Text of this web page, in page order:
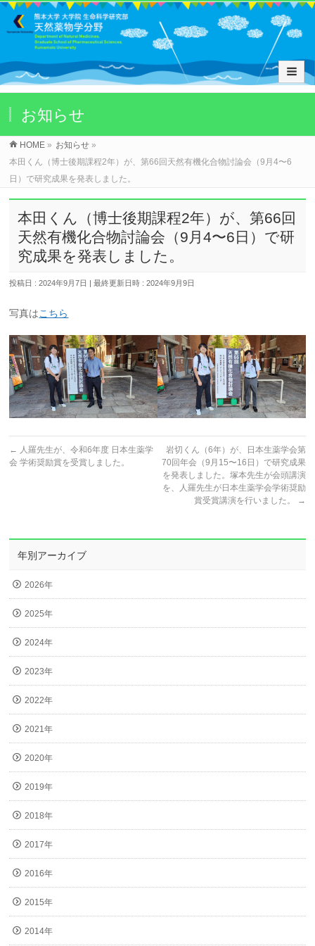
お知らせ
HOME » お知らせ »
本田くん（博士後期課程2年）が、第66回天然有機化合物討論会（9月4〜6
日）で研究成果を発表しました。
本田くん（博士後期課程2年）が、第66回
天然有機化合物討論会（9月4〜6日）で研
究成果を発表しました。
投稿日 : 2024年9月7日 最終更新日時 : 2024年9月9日
写真はこちら
← 人羅先生が、令和6年度 日本生薬学
会 学術奨励賞を受賞しました。
岩切くん（6年）が、日本生薬学会第
70回年会（9月15〜16日）で研究成果
を発表しました。塚本先生が会頭講演
を、人羅先生が日本生薬学会学術奨励
賞受賞講演を行いました。
→
年別アーカイブ
2026年
2025年
2024年
2023年
2022年
2021年
2020年
2019年
2018年
2017年
2016年
2015年
2014年